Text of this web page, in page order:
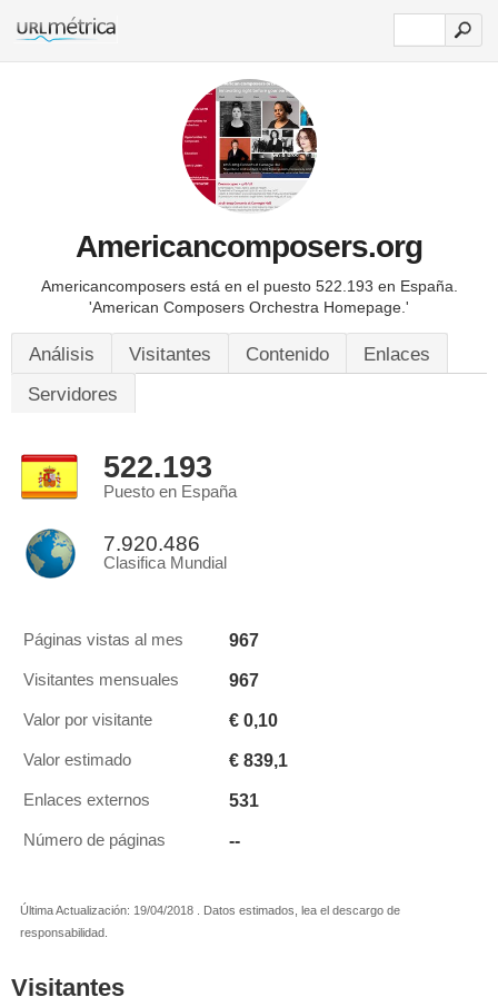
Americancomposers.org
Americancomposers está en el puesto 522.193 en España.
'American Composers Orchestra Homepage.'
Análisis Visitantes Contenido
Enlaces
Servidores
522.193
Puesto en España
7.920.486
Clasifica Mundial
Páginas vistas al mes 967
Visitantes mensuales 967
Valor por visitante € 0,10
Valor estimado € 839,1
Enlaces externos 531
Número de páginas --
Última Actualización: 19/04/2018 . Datos estimados, lea el descargo de
responsabilidad.
Visitantes